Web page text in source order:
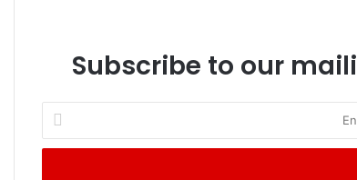
Subscribe to our
Enter
your
Email